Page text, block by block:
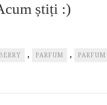
știți :)
, PARFUM ,